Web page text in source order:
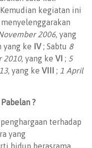
kegiatan ini
2006, yang
yang ke IV; Sabtu 8
2010, yang keVI ; 5
, yang keVIII ; 1 April
?
terhadap
yang
hidup berasrama,